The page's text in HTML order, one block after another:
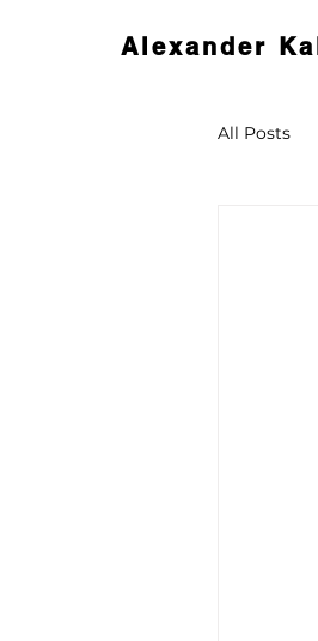
Alexander
All Posts